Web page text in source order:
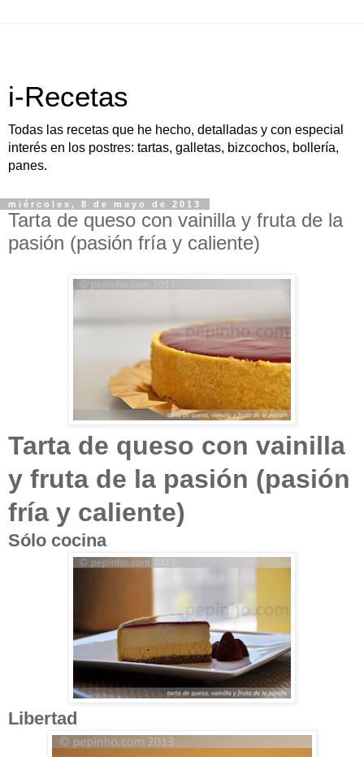
i-Recetas
Todas las recetas que he hecho, detalladas y con especial
interés en los postres: tartas, galletas, bizcochos, bollería,
panes.
miércoles, 8 de mayo de 2013
Tarta de queso con vainilla y fruta de la
pasión (pasión fría y caliente)
Tarta de queso con vainilla
y fruta de la pasión (pasión
fría y caliente)
Sólo cocina
Libertad